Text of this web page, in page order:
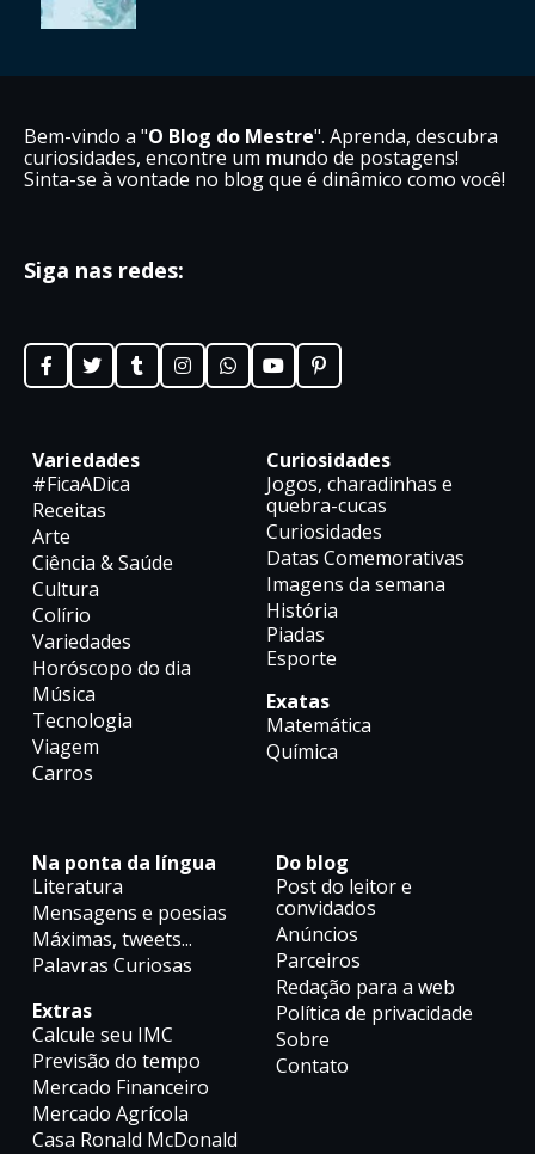
Bem-vindo a "O Blog do Mestre". Aprenda, descubra
curiosidades, encontre um mundo de postagens!
Sinta-se à vontade no blog que é dinâmico como você!
Siga nas redes:
Variedades
#FicaADica
Receitas
Arte
Ciência & Saúde
Cultura
Colírio
Variedades
Horóscopo do dia
Música
Tecnologia
Viagem
Carros
Curiosidades
Jogos, charadinhas e
quebra-cucas
Curiosidades
Datas Comemorativas
Imagens da semana
História
Piadas
Esporte
Exatas
Matemática
Química
Na ponta da língua
Literatura
Mensagens e poesias
Máximas, tweets...
Palavras Curiosas
Extras
Calcule seu IMC
Previsão do tempo
Mercado Financeiro
Mercado Agrícola
Casa Ronald McDonald
Do blog
Post do leitor e
convidados
Anúncios
Parceiros
Redação para a web
Política de privacidade
Sobre
Contato